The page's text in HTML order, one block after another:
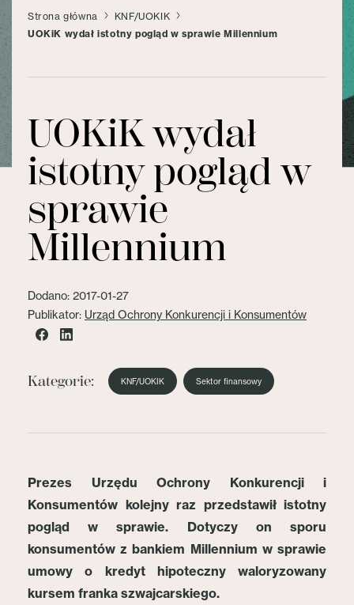
Strona główna
KNF/UOKIK
UOKiK wydał istotny pogląd w sprawie Millennium
UOKiK wydał
istotny pogląd w
sprawie
Millennium
Dodano: 2017-01-27
Publikator: Urząd Ochrony Konkurencji i Konsumentów
Kategorie: KNF/UOKIK Sektor finansowy
Prezes Urzędu Ochrony Konkurencji i
Konsumentów kolejny raz przedstawił istotny
pogląd w sprawie. Dotyczy on sporu
konsumentów z bankiem Millennium w sprawie
umowy o kredyt hipoteczny waloryzowany
kursem franka szwajcarskiego.